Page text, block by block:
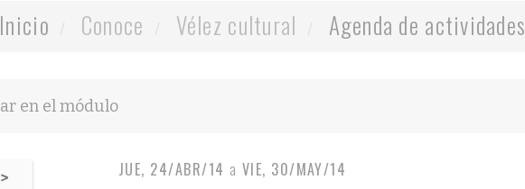
Inicio Conoce Vélez cultural Agenda de actividades
> JUE, 24/ABR/14 a VIE, 30/MAY/14